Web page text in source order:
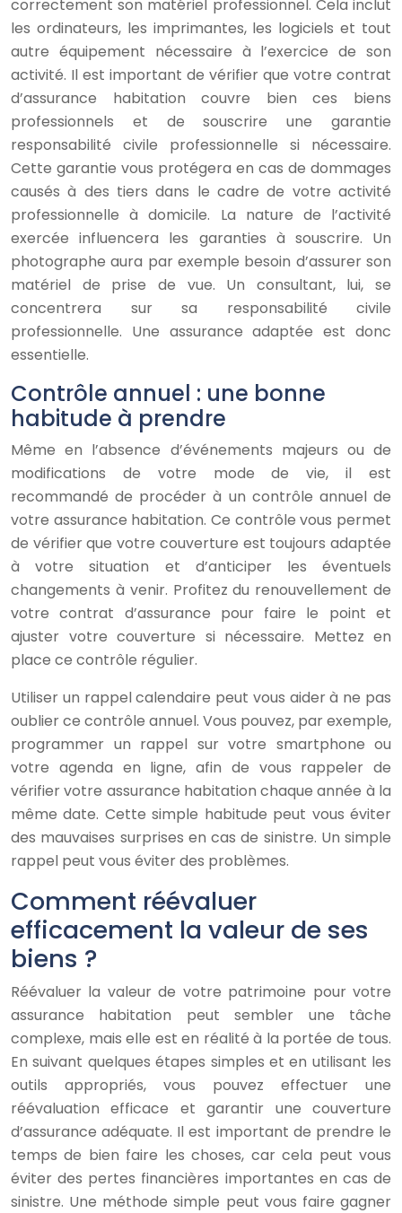
correctement son matériel professionnel. Cela inclut
les ordinateurs, les imprimantes, les logiciels et tout
autre équipement nécessaire à l’exercice de son
activité. Il est important de vérifier que votre contrat
d’assurance habitation couvre bien ces biens
professionnels et de souscrire une garantie
responsabilité civile professionnelle si nécessaire.
Cette garantie vous protégera en cas de dommages
causés à des tiers dans le cadre de votre activité
professionnelle à domicile. La nature de l’activité
exercée influencera les garanties à souscrire. Un
photographe aura par exemple besoin d’assurer son
matériel de prise de vue. Un consultant, lui, se
concentrera sur sa responsabilité civile
professionnelle. Une assurance adaptée est donc
essentielle.
Contrôle annuel : une bonne
habitude à prendre
Même en l’absence d’événements majeurs ou de
modifications de votre mode de vie, il est
recommandé de procéder à un contrôle annuel de
votre assurance habitation. Ce contrôle vous permet
de vérifier que votre couverture est toujours adaptée
à votre situation et d’anticiper les éventuels
changements à venir. Profitez du renouvellement de
votre contrat d’assurance pour faire le point et
ajuster votre couverture si nécessaire. Mettez en
place ce contrôle régulier.
Utiliser un rappel calendaire peut vous aider à ne pas
oublier ce contrôle annuel. Vous pouvez, par exemple,
programmer un rappel sur votre smartphone ou
votre agenda en ligne, afin de vous rappeler de
vérifier votre assurance habitation chaque année à la
même date. Cette simple habitude peut vous éviter
des mauvaises surprises en cas de sinistre. Un simple
rappel peut vous éviter des problèmes.
Comment réévaluer
efficacement la valeur de ses
biens ?
Réévaluer la valeur de votre patrimoine pour votre
assurance habitation peut sembler une tâche
complexe, mais elle est en réalité à la portée de tous.
En suivant quelques étapes simples et en utilisant les
outils appropriés, vous pouvez effectuer une
réévaluation efficace et garantir une couverture
d’assurance adéquate. Il est important de prendre le
temps de bien faire les choses, car cela peut vous
éviter des pertes financières importantes en cas de
sinistre. Une méthode simple peut vous faire gagner